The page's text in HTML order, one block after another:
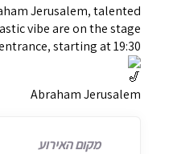
Jerusalem, talented
vibe are on the stage!
starting at 19:30
Abraham Jerusalem
מקום האירוע